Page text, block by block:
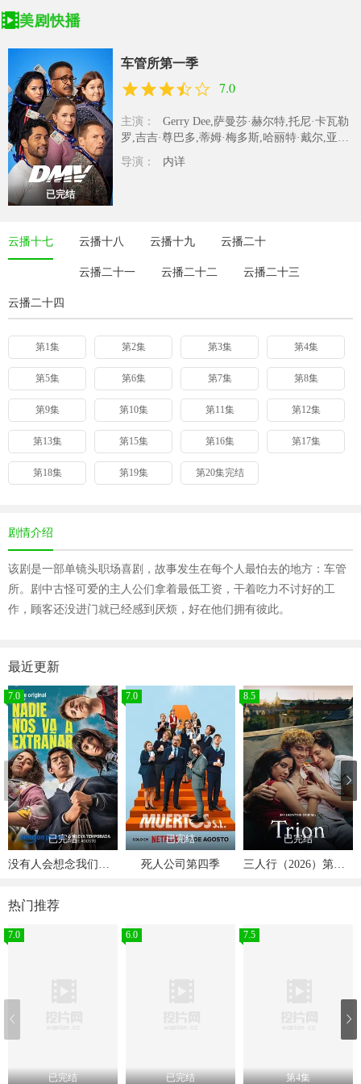
已完结
车管所第一季
7.0
主演：
Gerry Dee,萨曼莎·赫尔特,托尼·卡瓦勒
罗,吉吉·尊巴多,蒂姆·梅多斯,哈丽特·戴尔,亚历
克斯·塔兰特,莫利·..
导演： 内详
云播十七 云播十八 云播十九 云播二十
云播二十一 云播二十二 云播二十三
云播二十四
第1集 第2集 第3集 第4集
第5集 第6集 第7集 第8集
第9集 第10集 第11集 第12集
第13集 第15集 第16集 第17集
第18集 第19集 第20集完结
剧情介绍
该剧是一部单镜头职场喜剧，故事发生在每个人最怕去的地方：车管
所。剧中古怪可爱的主人公们拿着最低工资，干着吃力不讨好的工
作，顾客还没进门就已经感到厌烦，好在他们拥有彼此。
最近更新
7.0
已完结
没有人会想念我们第二季
7.0
已完结
死人公司第四季
8.5
已完结
三人行（2026）第一季
热门推荐
7.0
已完结
6.0
已完结
7.5
第4集